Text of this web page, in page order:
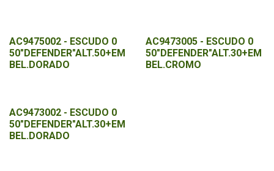
AC9475002 - ESCUDO 0
50"DEFENDER"ALT.50+EM
BEL.DORADO
AC9473005 - ESCUDO 0
50"DEFENDER"ALT.30+EM
BEL.CROMO
AC9473002 - ESCUDO 0
50"DEFENDER"ALT.30+EM
BEL.DORADO